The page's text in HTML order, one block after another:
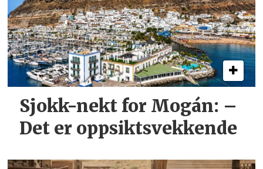
Sjokk-nekt for Mogán: –
Det er oppsiktsvekkende